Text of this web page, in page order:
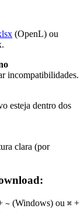
(OpenL) ou
incompatibilidades.
esteja dentro dos
clara (por
~ (Windows) ou ⌘ +